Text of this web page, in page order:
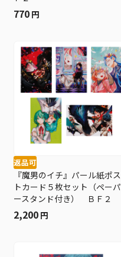
770 円
返品可
『魔男のイチ』パール紙ポス
トカード５枚セット（ペーパ
ースタンド付き） ＢＦ２
2,200 円